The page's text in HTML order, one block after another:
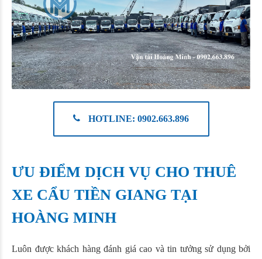
HOTLINE: 0902.663.896
ƯU ĐIỂM DỊCH VỤ CHO THUÊ
XE CẨU TIỀN GIANG TẠI
HOÀNG MINH
Luôn được khách hàng đánh giá cao và tin tưởng sử dụng bởi